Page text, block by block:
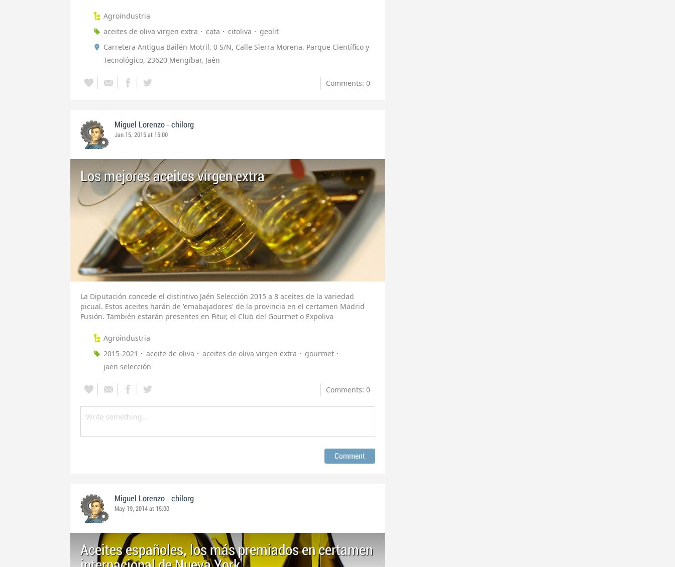
Agroindustria
aceites de oliva virgen extra
cata citoliva
geolit
Carretera Antigua Bailén Motril, 0 S/N, Calle Sierra Morena. Parque Científico y
Tecnológico, 23620 Mengíbar, Jaén
Comments: 0
Miguel Lorenzo - chilorg
Jan 15, 2015 at 15:00
Los mejores aceites virgen extra
La Diputación concede el distintivo Jaén Selección 2015 a 8 aceites de la variedad
picual. Estos aceites harán de 'emabajadores' de la provincia en el certamen Madrid
Fusión. También estarán presentes en Fitur, el Club del Gourmet o Expoliva
Agroindustria
2015-2021
aceite de oliva aceites de oliva virgen extra
gourmet
jaen selección
Comments: 0
Miguel Lorenzo - chilorg
May 19, 2014 at 15:00
Aceites españoles, los más premiados en certamen